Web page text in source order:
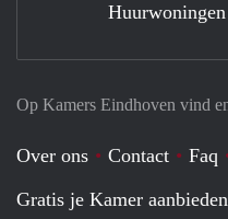
Op Kamers Eindhoven vind
Over ons Contact Faq
Gratis je Kamer
Huurwoningen